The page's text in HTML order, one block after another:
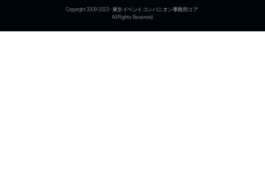
Copyright 2009-2023 - 東京イベントコンパニオン事務所コア .
All Rights Reserved.